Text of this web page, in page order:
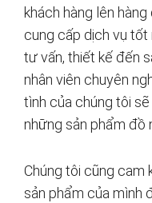
khách hàng lên
cung cấp dịch vụ tốt
tư vấn, thiết kế đến
nhân viên chuyên
tình của chúng tôi
những sản phẩm đồ
Chúng tôi cũng cam
sản phẩm của mình